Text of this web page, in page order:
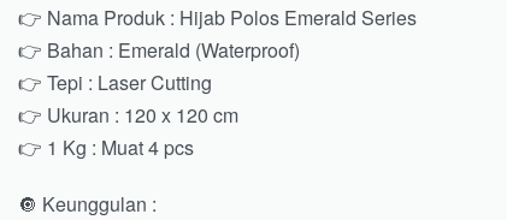
👉 Nama Produk : Hijab Polos Emerald Series
👉 Bahan : Emerald (Waterproof)
👉 Tepi : Laser Cutting
👉 Ukuran : 120 x 120 cm
👉 1 Kg : Muat 4 pcs
🔘 Keunggulan :